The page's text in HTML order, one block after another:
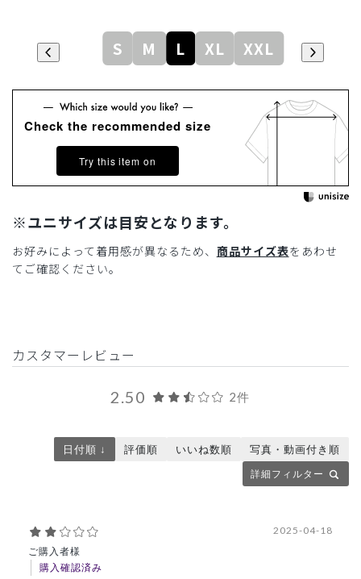
S M L XL XXL
Check the recommended size
Try this item on
※ユニサイズは目安となります。
お好みによって着用感が異なるため、 商品サイズ表をあわせ
てご確認ください。
カスタマーレビュー
2.50 2件
詳細フィルター
日付順 ↓ 評価順 いいね数順 写真・動画付き順
ご購入者様
購入確認済み
2025-04-18